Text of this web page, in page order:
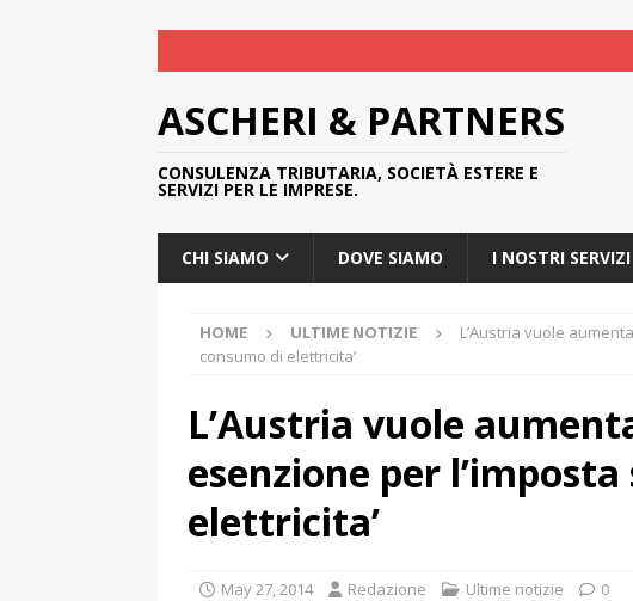
ASCHERI & PARTNERS
CONSULENZA TRIBUTARIA, SOCIETÀ ESTERE E
SERVIZI PER LE IMPRESE.
CHI SIAMO DOVE SIAMO I NOSTRI SERVIZI
HOME ULTIME NOTIZIE
L’Austria vuole
consumo di elettricita’
L’Austria vuole
esenzione per
elettricita’
May 27, 2014 Redazione Ultime notizie 0